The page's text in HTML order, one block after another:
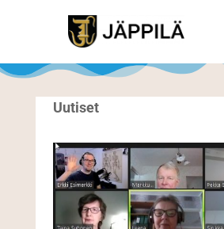
Uutiset